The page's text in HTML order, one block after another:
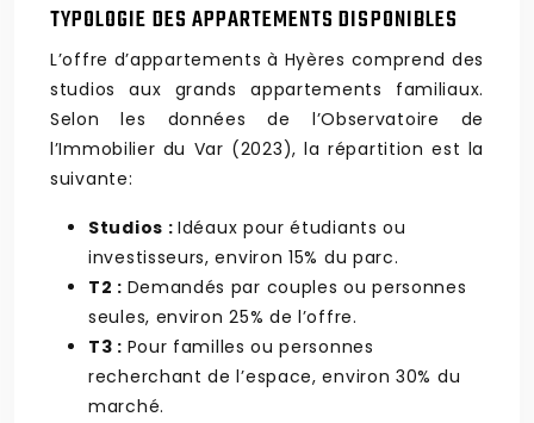
TYPOLOGIE DES APPARTEMENTS DISPONIBLES
L’offre d’appartements à Hyères comprend des
studios aux grands appartements familiaux.
Selon les données de l’Observatoire de
l’Immobilier du Var (2023), la répartition est la
suivante:
Studios : Idéaux pour étudiants ou
investisseurs, environ 15% du parc.
T2 : Demandés par couples ou personnes
seules, environ 25% de l’offre.
T3 : Pour familles ou personnes
recherchant de l’espace, environ 30% du
marché.